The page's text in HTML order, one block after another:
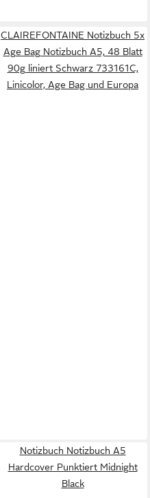
CLAIREFONTAINE Notizbuch 5x
Age Bag Notizbuch A5, 48 Blatt
90g liniert Schwarz 733161C,
Linicolor, Age Bag und Europa
Notizbuch Notizbuch A5
Hardcover Punktiert Midnight
Black